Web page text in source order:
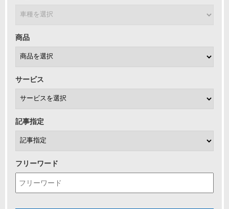
商品
サービス
記事指定
フリーワード